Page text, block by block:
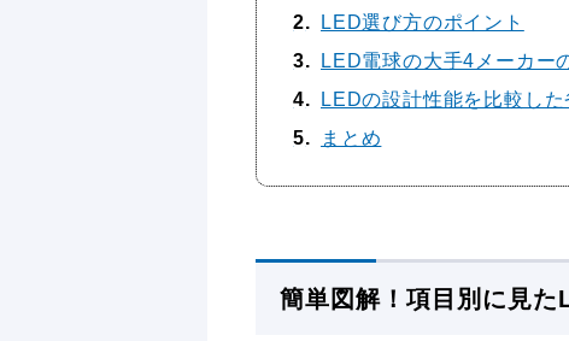
2
LED選び方のポイント
3
LED電球の大手4メーカー
4
LEDの設計性能を比較し
5
まとめ
簡単図解！項目別に見た